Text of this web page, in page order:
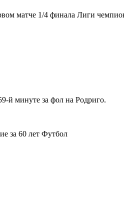
матче 1/4 финала Лиги
й минуте за фол на Родриго.
за 60 лет Футбол